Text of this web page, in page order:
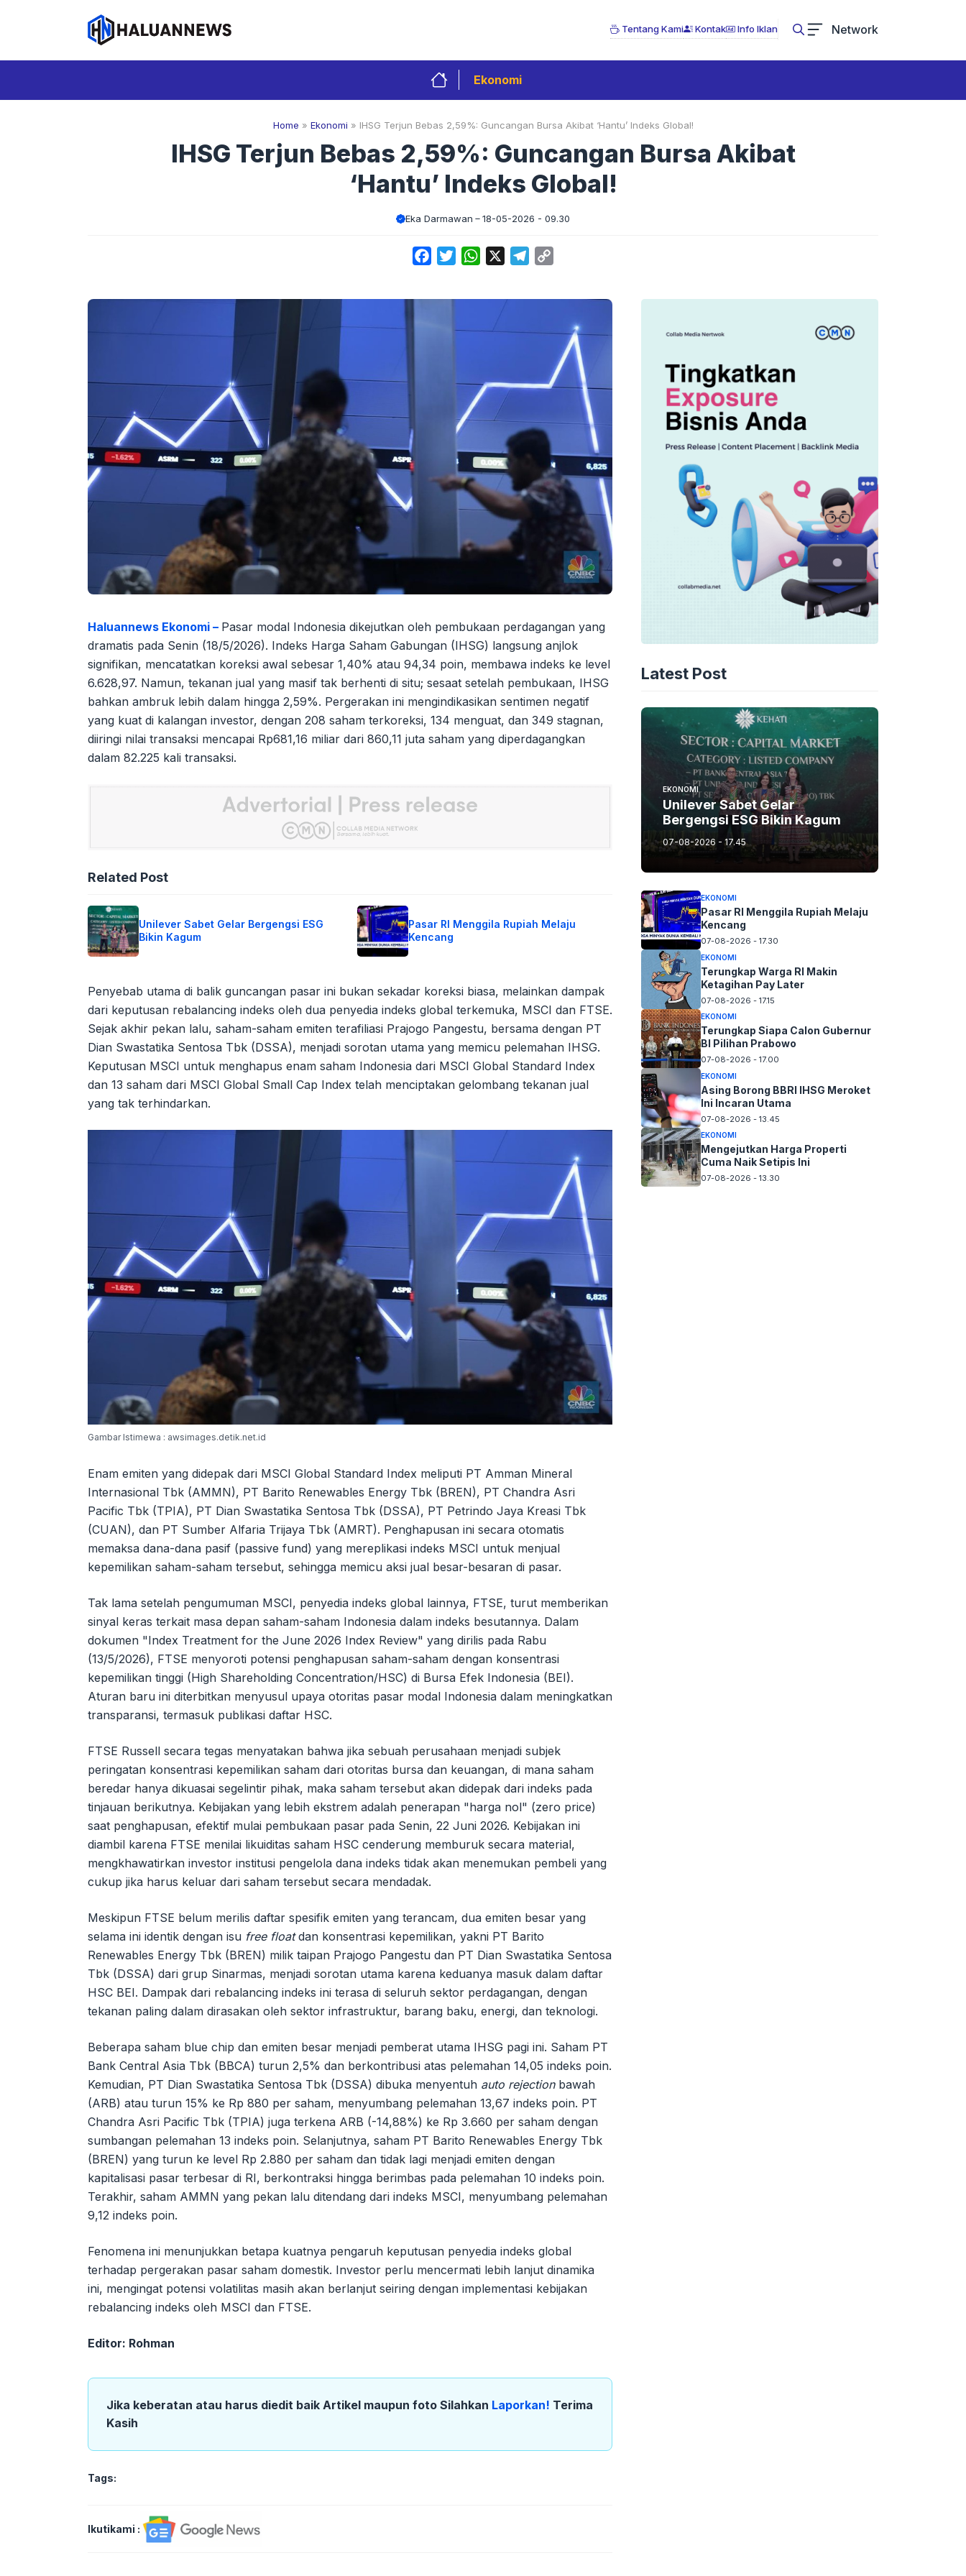
Tentang Kami Kontak Info Iklan Network
Ekonomi
Home » Ekonomi » IHSG Terjun Bebas 2,59%: Guncangan Bursa Akibat ‘Hantu’ Indeks Global!
IHSG Terjun Bebas 2,59%: Guncangan Bursa Akibat
‘Hantu’ Indeks Global!
Eka Darmawan 18-05-2026 - 09.30
FacebookTwitterWhatsApp Telegram
Haluannews Ekonomi – Pasar modal Indonesia dikejutkan oleh pembukaan perdagangan yang
dramatis pada Senin (18/5/2026). Indeks Harga Saham Gabungan (IHSG) langsung anjlok
signifikan, mencatatkan koreksi awal sebesar 1,40% atau 94,34 poin, membawa indeks ke level
6.628,97. Namun, tekanan jual yang masif tak berhenti di situ; sesaat setelah pembukaan, IHSG
bahkan ambruk lebih dalam hingga 2,59%. Pergerakan ini mengindikasikan sentimen negatif
yang kuat di kalangan investor, dengan 208 saham terkoreksi, 134 menguat, dan 349 stagnan,
diiringi nilai transaksi mencapai Rp681,16 miliar dari 860,11 juta saham yang diperdagangkan
dalam 82.225 kali transaksi.
Related Post
Unilever Sabet Gelar Bergengsi ESG
Bikin Kagum
Pasar RI Menggila Rupiah Melaju
Kencang
Penyebab utama di balik guncangan pasar ini bukan sekadar koreksi biasa, melainkan dampak
dari keputusan rebalancing indeks oleh dua penyedia indeks global terkemuka, MSCI dan FTSE.
Sejak akhir pekan lalu, saham-saham emiten terafiliasi Prajogo Pangestu, bersama dengan PT
Dian Swastatika Sentosa Tbk (DSSA), menjadi sorotan utama yang memicu pelemahan IHSG.
Keputusan MSCI untuk menghapus enam saham Indonesia dari MSCI Global Standard Index
dan 13 saham dari MSCI Global Small Cap Index telah menciptakan gelombang tekanan jual
yang tak terhindarkan.
Gambar Istimewa : awsimages.detik.net.id
Enam emiten yang didepak dari MSCI Global Standard Index meliputi PT Amman Mineral
Internasional Tbk (AMMN), PT Barito Renewables Energy Tbk (BREN), PT Chandra Asri
Pacific Tbk (TPIA), PT Dian Swastatika Sentosa Tbk (DSSA), PT Petrindo Jaya Kreasi Tbk
(CUAN), dan PT Sumber Alfaria Trijaya Tbk (AMRT). Penghapusan ini secara otomatis
memaksa dana-dana pasif (passive fund) yang mereplikasi indeks MSCI untuk menjual
kepemilikan saham-saham tersebut, sehingga memicu aksi jual besar-besaran di pasar.
Tak lama setelah pengumuman MSCI, penyedia indeks global lainnya, FTSE, turut memberikan
sinyal keras terkait masa depan saham-saham Indonesia dalam indeks besutannya. Dalam
dokumen "Index Treatment for the June 2026 Index Review" yang dirilis pada Rabu
(13/5/2026), FTSE menyoroti potensi penghapusan saham-saham dengan konsentrasi
kepemilikan tinggi (High Shareholding Concentration/HSC) di Bursa Efek Indonesia (BEI).
Aturan baru ini diterbitkan menyusul upaya otoritas pasar modal Indonesia dalam meningkatkan
transparansi, termasuk publikasi daftar HSC.
FTSE Russell secara tegas menyatakan bahwa jika sebuah perusahaan menjadi subjek
peringatan konsentrasi kepemilikan saham dari otoritas bursa dan keuangan, di mana saham
beredar hanya dikuasai segelintir pihak, maka saham tersebut akan didepak dari indeks pada
tinjauan berikutnya. Kebijakan yang lebih ekstrem adalah penerapan "harga nol" (zero price)
saat penghapusan, efektif mulai pembukaan pasar pada Senin, 22 Juni 2026. Kebijakan ini
diambil karena FTSE menilai likuiditas saham HSC cenderung memburuk secara material,
mengkhawatirkan investor institusi pengelola dana indeks tidak akan menemukan pembeli yang
cukup jika harus keluar dari saham tersebut secara mendadak.
Meskipun FTSE belum merilis daftar spesifik emiten yang terancam, dua emiten besar yang
selama ini identik dengan isu free floatdan konsentrasi kepemilikan, yakni PT Barito
Renewables Energy Tbk (BREN) milik taipan Prajogo Pangestu dan PT Dian Swastatika Sentosa
Tbk (DSSA) dari grup Sinarmas, menjadi sorotan utama karena keduanya masuk dalam daftar
HSC BEI. Dampak dari rebalancing indeks ini terasa di seluruh sektor perdagangan, dengan
tekanan paling dalam dirasakan oleh sektor infrastruktur, barang baku, energi, dan teknologi.
Beberapa saham blue chip dan emiten besar menjadi pemberat utama IHSG pagi ini. Saham PT
Bank Central Asia Tbk (BBCA) turun 2,5% dan berkontribusi atas pelemahan 14,05 indeks poin.
Kemudian, PT Dian Swastatika Sentosa Tbk (DSSA) dibuka menyentuh auto rejectionbawah
(ARB) atau turun 15% ke Rp 880 per saham, menyumbang pelemahan 13,67 indeks poin. PT
Chandra Asri Pacific Tbk (TPIA) juga terkena ARB (-14,88%) ke Rp 3.660 per saham dengan
sumbangan pelemahan 13 indeks poin. Selanjutnya, saham PT Barito Renewables Energy Tbk
(BREN) yang turun ke level Rp 2.880 per saham dan tidak lagi menjadi emiten dengan
kapitalisasi pasar terbesar di RI, berkontraksi hingga berimbas pada pelemahan 10 indeks poin.
Terakhir, saham AMMN yang pekan lalu ditendang dari indeks MSCI, menyumbang pelemahan
9,12 indeks poin.
Fenomena ini menunjukkan betapa kuatnya pengaruh keputusan penyedia indeks global
terhadap pergerakan pasar saham domestik. Investor perlu mencermati lebih lanjut dinamika
ini, mengingat potensi volatilitas masih akan berlanjut seiring dengan implementasi kebijakan
rebalancing indeks oleh MSCI dan FTSE.
Editor: Rohman
Jika keberatan atau harus diedit baik Artikel maupun foto Silahkan Laporkan! Terima
Kasih
Tags:
Ikutikami :
Latest Post
EKONOMI
Unilever Sabet Gelar
Bergengsi ESG Bikin Kagum
07-08-2026 - 17.45
EKONOMI
Pasar RI Menggila Rupiah Melaju
Kencang
07-08-2026 - 17.30
EKONOMI
Terungkap Warga RI Makin
Ketagihan Pay Later
07-08-2026 - 17.15
EKONOMI
Terungkap Siapa Calon Gubernur
BI Pilihan Prabowo
07-08-2026 - 17.00
EKONOMI
Asing Borong BBRI IHSG Meroket
Ini Incaran Utama
07-08-2026 - 13.45
EKONOMI
Mengejutkan Harga Properti
Cuma Naik Setipis Ini
07-08-2026 - 13.30